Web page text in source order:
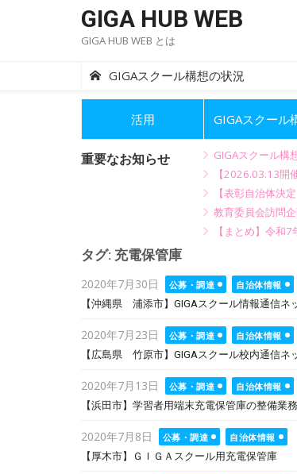
GIGA HUB WEB
GIGA HUB WEB とは
GIGAスクール構想の状況
活用 GIGAスクール
重要なお知らせ
GIGAスクール構
【2026.03.13開
【表彰自治体決
教育委員会訪問
【まとめ】令和
タグ: 充電保管庫
Posted
on
2020年7月30日 公募・調達
自治体情報
【沖縄県 浦添市】GIGAスクール情報通信
Posted
on
2020年7月23日 公募・調達
自治体情報
【広島県 竹原市】GIGAスクール校内通信
Posted
on
2020年7月13日 公募・調達
自治体情報
【浜田市】学習者用端末充電保管庫の整備
Posted
on
2020年7月8日 公募・調達
自治体情報
【厚木市】ＧＩＧＡスクール用充電保管庫